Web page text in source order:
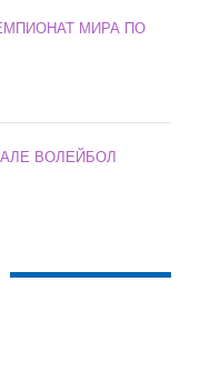
МИРА ПО
ВОЛЕЙБОЛ